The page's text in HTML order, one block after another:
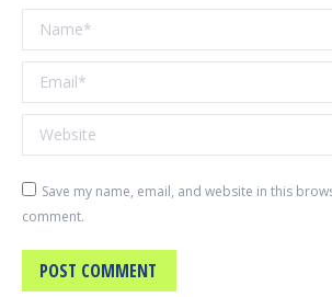
Name *
Email *
Website
Save my name, email, and website in this
comment.
POST COMMENT